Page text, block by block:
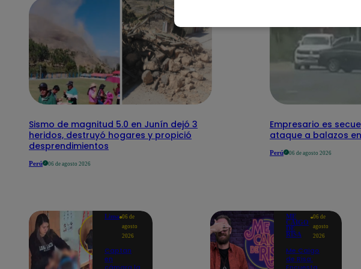
Sismo de magnitud 5.0 en Junín dejó 3
heridos, destruyó hogares y propició
desprendimientos
Perú 06 de agosto 2026
Empresario es
ataque a balazos en
Perú 06 de agosto 2026
Lima 06 de
agosto
2026
Captan
en
ME
CAIGO
DE
RISA
06 de
agosto
2026
Me Caigo
de Risa: